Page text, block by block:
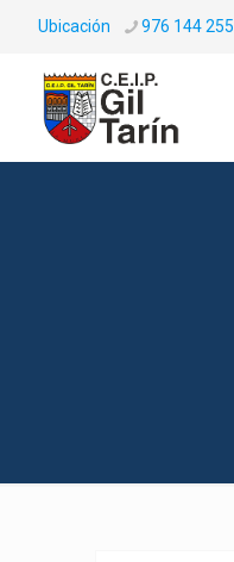
Ubicación 976 144 255